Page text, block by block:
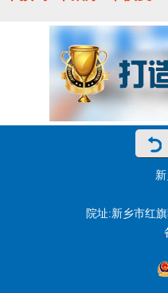
院址:新乡市红